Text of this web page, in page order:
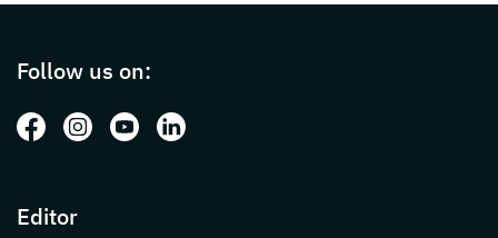
Follow us on:
Follow us on: Facebook
Follow us on: Instagram
Follow us on: Youtube
Follow us on: LinkedIn
Editor